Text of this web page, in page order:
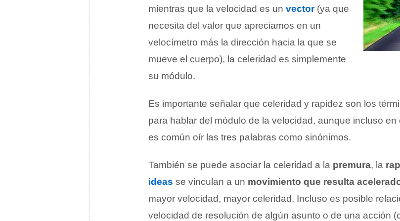
mientras que la velocidad es un vector(ya que
necesita del valor que apreciamos en un
velocímetro más la dirección hacia la que se
mueve el cuerpo), la celeridad es simplemente
su módulo.
Es importante señalar que celeridad y rapidez son los
para hablar del módulo de la velocidad, aunque incluso en
es común oír las tres palabras como sinónimos.
También se puede asociar la celeridad a la premura, la
ideas se vinculan a un movimiento que resulta
mayor velocidad, mayor celeridad. Incluso es posible
velocidad de resolución de algún asunto o de una acción